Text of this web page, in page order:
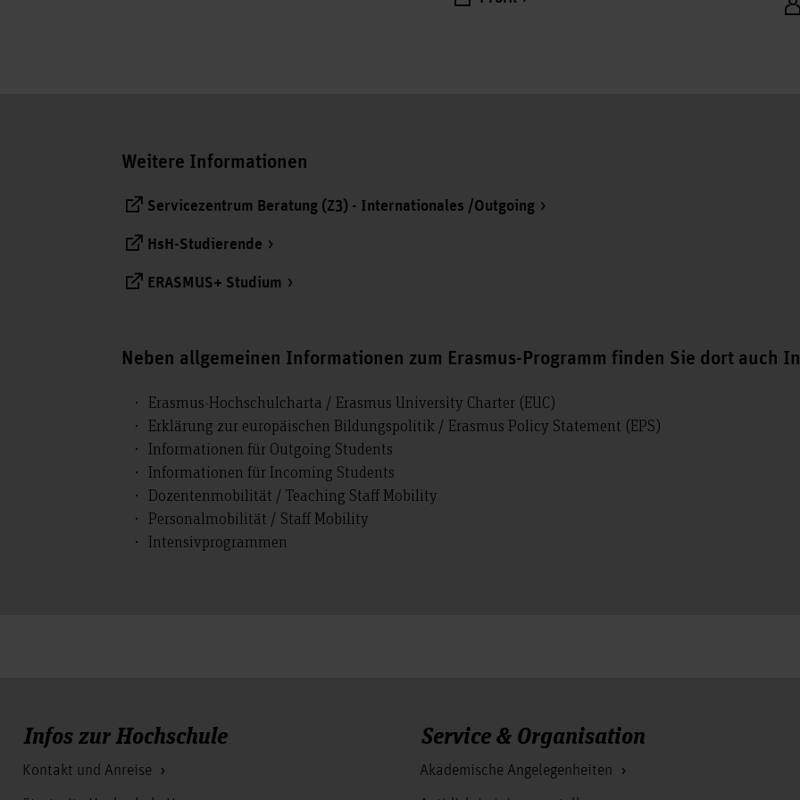
Weitere Informationen
Servicezentrum Beratung (Z3) - Internationales /Outgoing
HsH-Studierende
ERASMUS+ Studium
Neben allgemeinen Informationen zum Erasmus-Programm finden Sie dort auch
Erasmus-Hochschulcharta / Erasmus University Charter (EUC)
Erklärung zur europäischen Bildungspolitik / Erasmus Policy Statement (EPS)
Informationen für Outgoing Students
Informationen für Incoming Students
Dozentenmobilität / Teaching Staff Mobility
Personalmobilität / Staff Mobility
Intensivprogrammen
Infos zur Hochschule
Kontakt und Anreise
Service & Organisation
Akademische Angelegenheiten